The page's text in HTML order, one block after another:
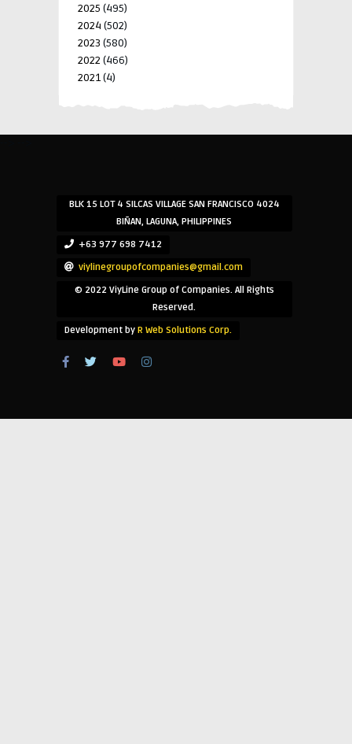
2025 (495)
2024 (502)
2023 (580)
2022 (466)
2021(4)
BLK 15 LOT 4 SILCAS VILLAGE SAN FRANCISCO 4024
BIÑAN, LAGUNA, PHILIPPINES
+63 977 698 7412
viylinegroupofcompanies@gmail.com
© 2022 ViyLine Group of Companies. All Rights
Reserved.
Development by R Web Solutions Corp.